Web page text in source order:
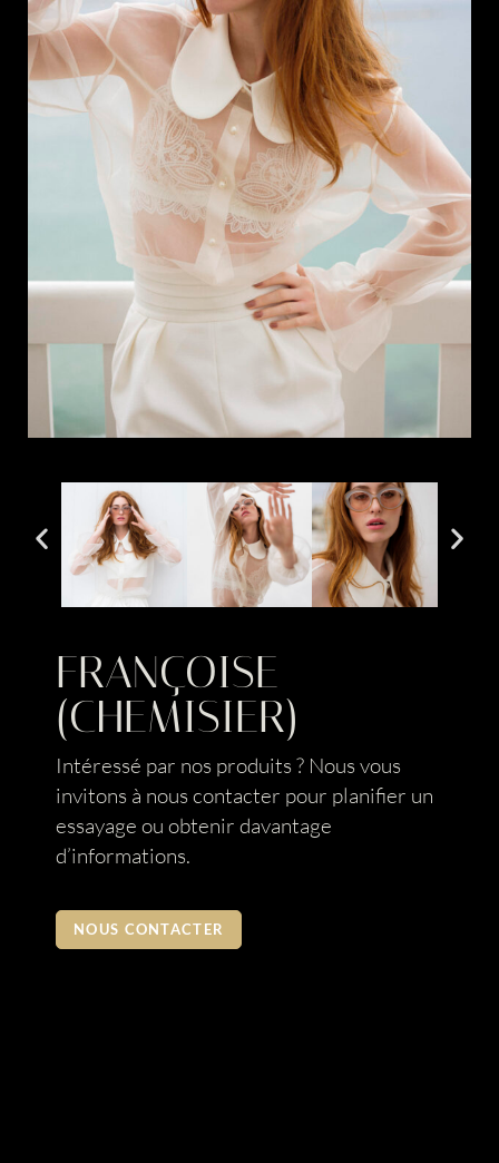
FRANÇOISE
(CHEMISIER)
Intéressé par nos produits ? Nous vous
invitons à nous contacter pour planifier un
essayage ou obtenir davantage
d’informations.
NOUS CONTACTER